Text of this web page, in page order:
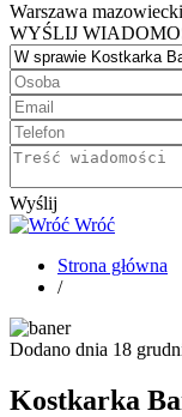
Warszawa
WYŚLIJ
Wyślij
Wróć
Strona główna
/
Dodano dnia 18
Kostkarka